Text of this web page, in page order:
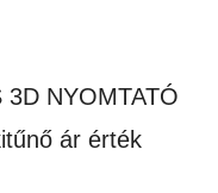
3D NYOMTATÓ
ár érték